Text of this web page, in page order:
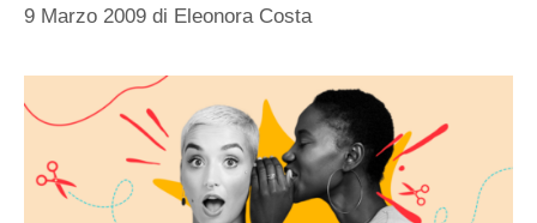
9 Marzo 2009 di Eleonora Costa